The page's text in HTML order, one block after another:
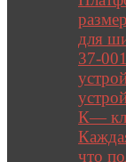
для
37-
К—
что